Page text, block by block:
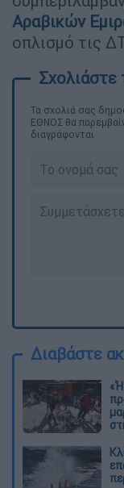
Αραβικών
οπλισμό τις
Τα σχολιά σας
ΕΘΝΟΣ θα
διαγράφονται
Διαβάστε